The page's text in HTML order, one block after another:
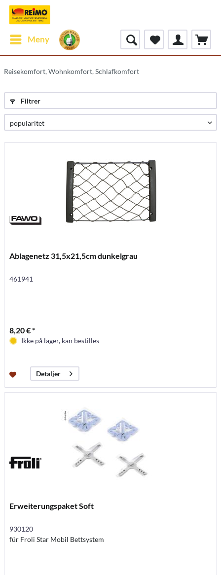
Meny
Reisekomfort, Wohnkomfort, Schlafkomfort
Filtrer
Ablagenetz 31,5x21,5cm dunkelgrau
461941
8,20 € *
Ikke på lager, kan bestilles
Detaljer
Erweiterungspaket Soft
930120
für Froli Star Mobil Bettsystem